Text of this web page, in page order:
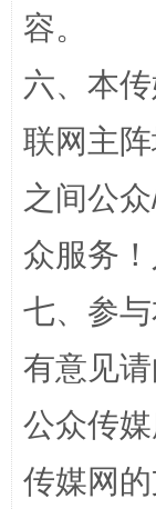
“蜀中异
完善运行
容。
六、本
联网主
之间公
众服务！
七、参
有意见
公众传
传媒网